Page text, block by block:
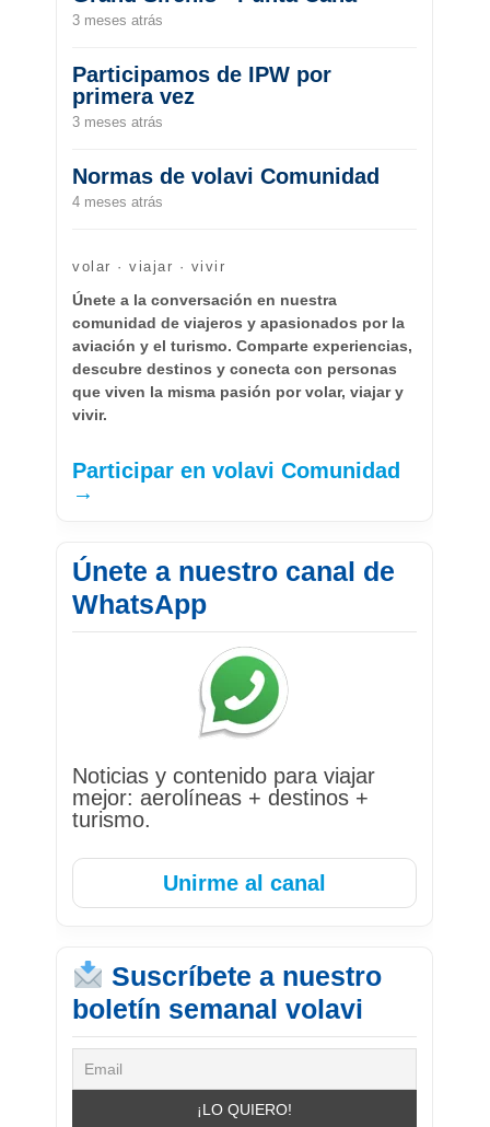
3 meses atrás
Participamos de IPW por
primera vez
3 meses atrás
Normas de volavi Comunidad
4 meses atrás
volar · viajar · vivir
Únete a la conversación en nuestra
comunidad de viajeros y apasionados por la
aviación y el turismo. Comparte experiencias,
descubre destinos y conecta con personas
que viven la misma pasión por volar, viajar y
vivir.
Participar en volavi Comunidad
→
Únete a nuestro canal de
WhatsApp
Noticias y contenido para viajar
mejor: aerolíneas + destinos +
turismo.
Unirme al canal
Suscríbete a nuestro
boletín semanal volavi